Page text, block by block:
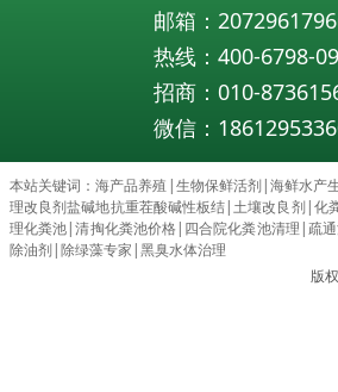
邮箱：
热线：400-6798-
招商：010-
微信：
本站关键词：海产品养殖 |生物保鲜活剂|海鲜水产
理改良剂盐碱地抗重茬酸碱性板结|土壤改良剂|化
理化粪池|清掏化粪池价格| 四合院化粪池清理 |疏
除油剂|除绿藻专家 |黑臭水体治理
版